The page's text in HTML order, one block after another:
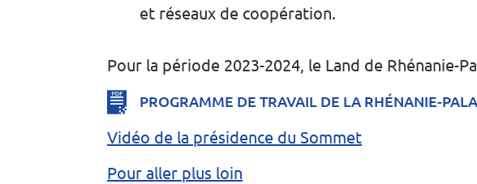
et réseaux de coopération.
Pour la période 2023-2024, le Land de Rhénanie-
PROGRAMME DE TRAVAIL DE LA RHÉNANIE-
Vidéo de la présidence du Sommet
Pour aller plus loin